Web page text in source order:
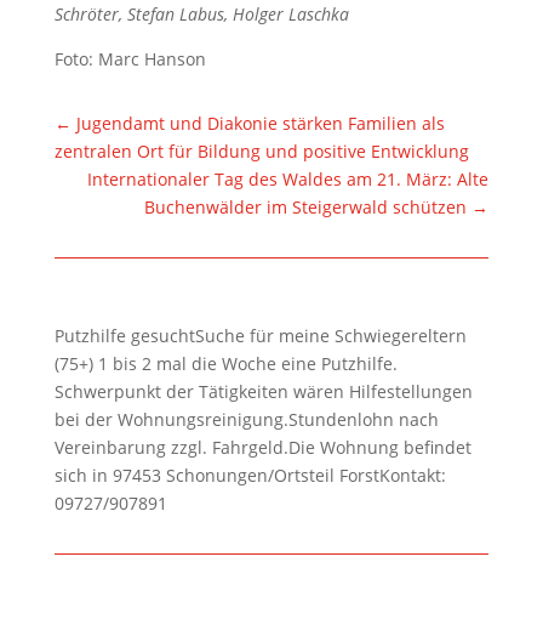
Schröter, Stefan Labus, Holger Laschka
Foto: Marc Hanson
← Jugendamt und Diakonie stärken Familien als
zentralen Ort für Bildung und positive Entwicklung
Internationaler Tag des Waldes am 21. März: Alte
Buchenwälder im Steigerwald schützen →
Putzhilfe gesuchtSuche für meine Schwiegereltern
(75+) 1 bis 2 mal die Woche eine Putzhilfe.
Schwerpunkt der Tätigkeiten wären Hilfestellungen
bei der Wohnungsreinigung.Stundenlohn nach
Vereinbarung zzgl. Fahrgeld.Die Wohnung befindet
sich in 97453 Schonungen/Ortsteil ForstKontakt:
09727/907891